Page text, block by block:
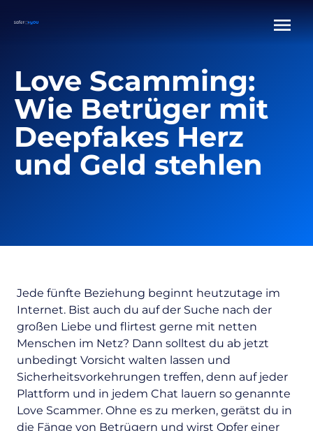
Love Scamming:
Wie Betrüger mit
Deepfakes Herz
und Geld stehlen
Jede fünfte Beziehung beginnt heutzutage im
Internet. Bist auch du auf der Suche nach der
großen Liebe und flirtest gerne mit netten
Menschen im Netz? Dann solltest du ab jetzt
unbedingt Vorsicht walten lassen und
Sicherheitsvorkehrungen treffen, denn auf jeder
Plattform und in jedem Chat lauern so genannte
Love Scammer. Ohne es zu merken, gerätst du in
die Fänge von Betrügern und wirst Opfer einer